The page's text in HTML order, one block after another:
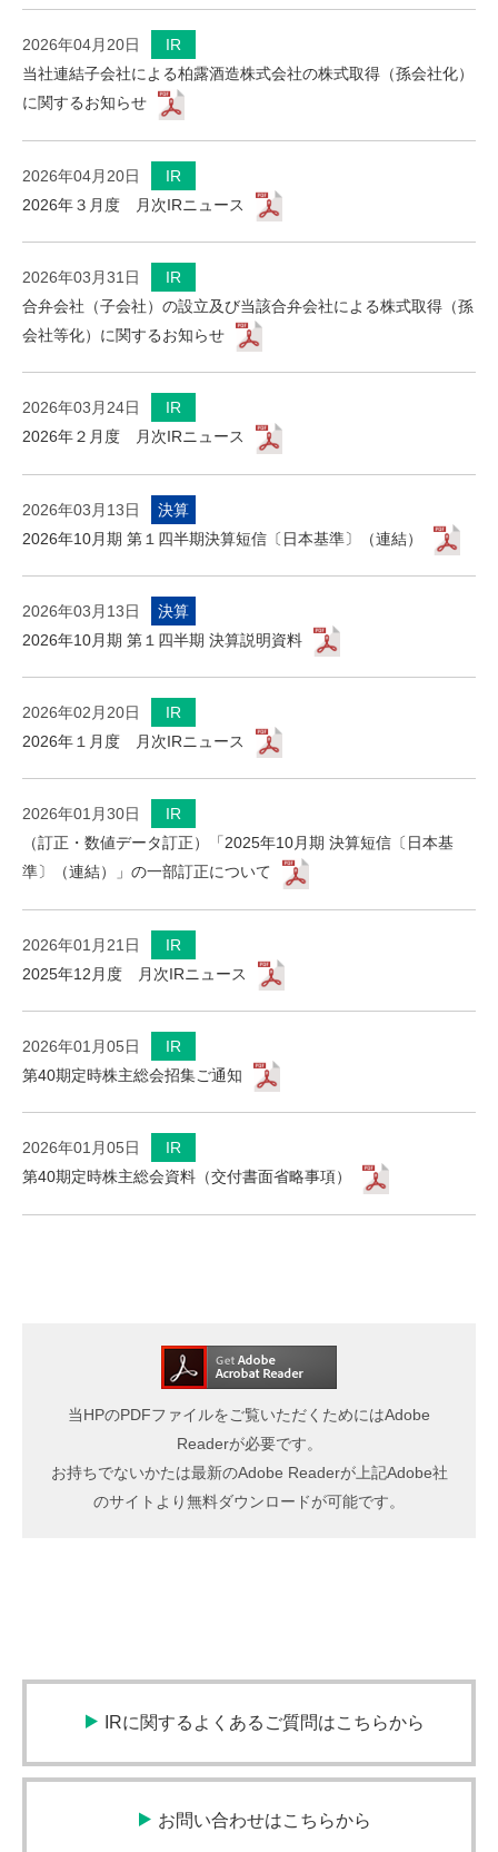
2026年04月20日
IR
当社連結子会社による柏露酒造株式会社の株式取得（孫会社化）
に関するお知らせ
2026年04月20日
IR
2026年３月度 月次IRニュース
2026年03月31日
IR
合弁会社（子会社）の設立及び当該合弁会社による株式取得（孫
会社等化）に関するお知らせ
2026年03月24日
IR
2026年２月度 月次IRニュース
2026年03月13日
決算
2026年10月期 第１四半期決算短信〔日本基準〕（連結）
2026年03月13日
決算
2026年10月期 第１四半期 決算説明資料
2026年02月20日
IR
2026年１月度 月次IRニュース
2026年01月30日
IR
（訂正・数値データ訂正）「2025年10月期 決算短信〔日本基
準〕（連結）」の一部訂正について
2026年01月21日
IR
2025年12月度 月次IRニュース
2026年01月05日
IR
第40期定時株主総会招集ご通知
2026年01月05日
IR
第40期定時株主総会資料（交付書面省略事項）
当HPのPDFファイルをご覧いただくためにはAdobe
Readerが必要です。
お持ちでないかたは最新のAdobe Readerが上記Adobe社
のサイトより無料ダウンロードが可能です。
IRに関するよくあるご質問はこちらから
お問い合わせはこちらから